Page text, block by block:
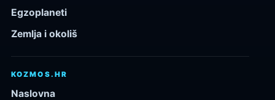
Egzoplaneti
Zemlja i okoliš
KOZMOS.HR
Naslovna